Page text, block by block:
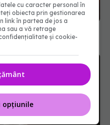
cu caracter personal în
obiecta prin gestionarea
link în partea de jos a
sau a vă retrage
și cookie-
opțiunile